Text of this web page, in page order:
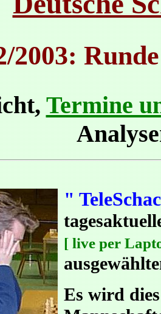
2003:
Termine
"
[ live per
Es wird